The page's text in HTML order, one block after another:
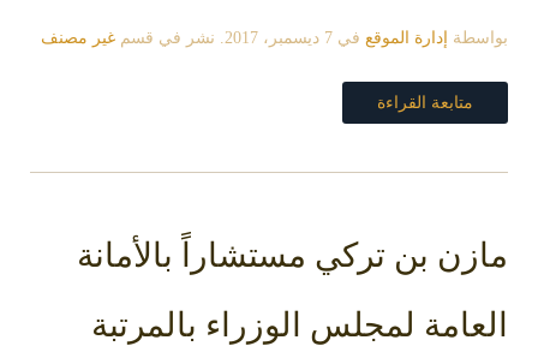
بواسطة إدارة الموقع في 7 ديسمبر، 2017 . نشر في قسم غير مصنف
متابعة القراءة
مازن بن تركي مستشاراً بالأمانة
العامة لمجلس الوزراء بالمرتبة